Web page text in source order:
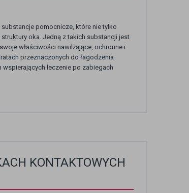
pomocnicze, które nie tylko
oka. Jedną z takich substancji jest
właściwości nawilżające, ochronne i
przeznaczonych do łagodzenia
leczenie po zabiegach
KONTAKTOWYCH